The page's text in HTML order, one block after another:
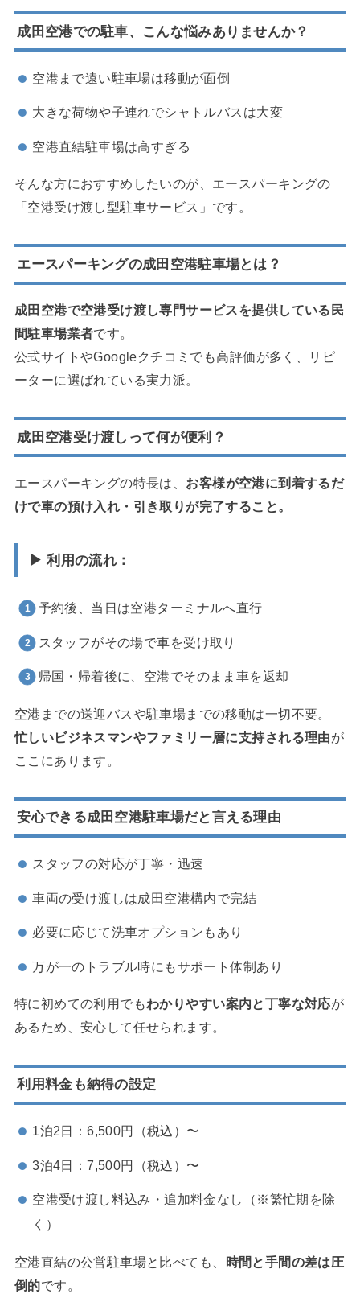
成田空港での駐車、こんな悩みありませんか？
空港まで遠い駐車場は移動が面倒
大きな荷物や子連れでシャトルバスは大変
空港直結駐車場は高すぎる
そんな方におすすめしたいのが、エースパーキングの
「空港受け渡し型駐車サービス」です。
エースパーキングの成田空港駐車場とは？
成田空港で空港受け渡し専門サービスを提供している民
間駐車場業者です。
公式サイトやGoogleクチコミでも高評価が多く、リピ
ーターに選ばれている実力派。
成田空港受け渡しって何が便利？
エースパーキングの特長は、 お客様が空港に到着するだ
けで車の預け入れ・引き取りが完了すること。
▶ 利用の流れ：
予約後、当日は空港ターミナルへ直行
スタッフがその場で車を受け取り
帰国・帰着後に、空港でそのまま車を返却
空港までの送迎バスや駐車場までの移動は一切不要。
忙しいビジネスマンやファミリー層に支持される理由が
ここにあります。
安心できる成田空港駐車場だと言える理由
スタッフの対応が丁寧・迅速
車両の受け渡しは成田空港構内で完結
必要に応じて洗車オプションもあり
万が一のトラブル時にもサポート体制あり
特に初めての利用でもわかりやすい案内と丁寧な対応が
あるため、安心して任せられます。
利用料金も納得の設定
1泊2日：6,500円（税込）〜
3泊4日：7,500円（税込）〜
空港受け渡し料込み・追加料金なし（※繁忙期を除
く）
空港直結の公営駐車場と比べても、 時間と手間の差は圧
倒的です。